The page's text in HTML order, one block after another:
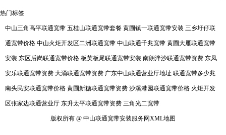
热门标签
中山三角高平联通宽带 五桂山联通宽带套餐 黄圃镇一联通宽带安装 三乡圩仔联
通宽带价格 中山火炬开发区二洲联通宽带 中山联通千兆宽带 黄圃大雁联通宽带
安装 东区后岗联通宽带价格 板芙板尾联通宽带安装 南朗泮沙联通宽带资费 东凤
安乐联通宽带资费 大涌联通宽带资费 广东中山联通营业厅地址 联通宽带多少兆
南头民安联通宽带价格 黄圃新糖联通宽带资费 沙溪港园联通宽带价格 火炬开发
区张家边联通营业厅 东升太平联通宽带资费 三角光二宽带
版权所有 @ 中山联通宽带安装服务网XML地图